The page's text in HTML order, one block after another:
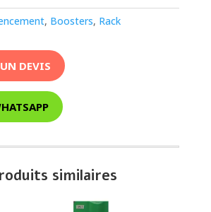
, Boosters, Rack
DEVIS
similaires